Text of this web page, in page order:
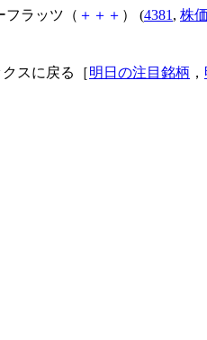
フラッツ（ ＋ ＋ ＋ ） (4381 , 株価
スに戻る［明日の注目銘柄 ，